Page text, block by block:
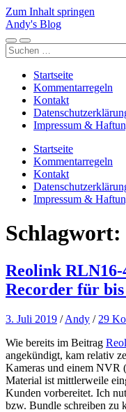
Zum Inhalt springen
Andy's Blog
Mobile-
Menü
Suchfeld
ein-/ausblenden
Suchen
nach:
Startseite
Kommentarregeln
Kontakt
Impressum &
Startseite
Kommentarregeln
Kontakt
Impressum &
Schlagwort:
Reolink RLN16-
Recorder für
3. Juli 2019 /Andy / 29
Wie bereits im Beitrag
angekündigt, kam relativ
Kameras und einem NVR
Material ist mittlerweile
Kunden vorbereitet. Ich
bzw. Bundle schreiben zu